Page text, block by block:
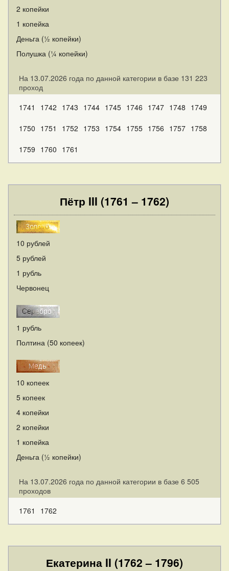
2 копейки
1 копейка
Деньга (½ копейки)
Полушка (¼ копейки)
На 13.07.2026 года по данной категории в базе 131 223
проход
1741
1742 1743 1744 1745 1746 1747 1748 1749
1750 1751 1752 1753 1754 1755 1756 1757 1758
1759 1760 1761
Пётр III (1761 – 1762)
10 рублей
5 рублей
1 рубль
Червонец
1 рубль
Полтина (50 копеек)
10 копеек
5 копеек
4 копейки
2 копейки
1 копейка
Деньга (½ копейки)
На 13.07.2026 года по данной категории в базе 6 505
проходов
1761
1762
Екатерина II (1762 – 1796)